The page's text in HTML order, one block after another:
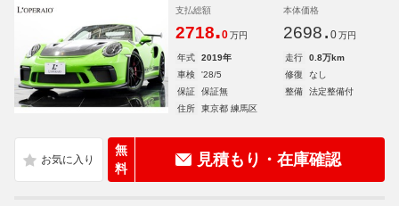
支払総額
2718.0 万円
本体価格
2698. 0 万円
年式 2019年 走行
0.8万km
車検
'28/5 修復
なし
保証
保証無 整備
法定整備付
住所
東京都 練馬区
無
料
見積もり・在庫確認